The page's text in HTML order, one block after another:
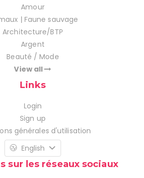
Amour
| Faune sauvage
Architecture/BTP
Argent
Beauté / Mode
View all
Links
Login
Sign up
générales d'utilisation
English
sur les réseaux sociaux